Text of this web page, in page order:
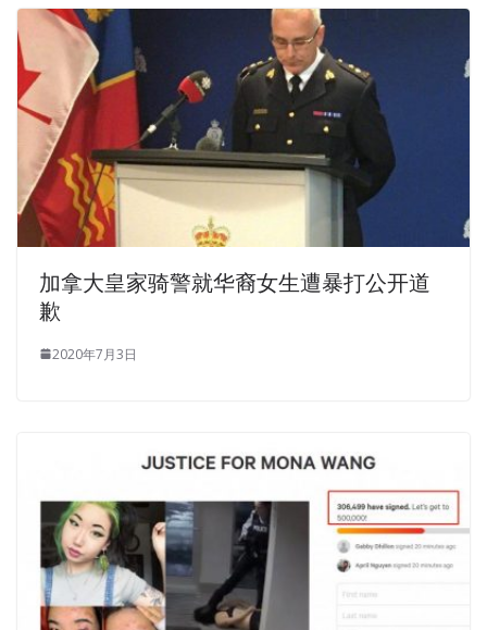
加拿大皇家骑警就华裔女生遭暴打公开道
歉
2020年7月3日